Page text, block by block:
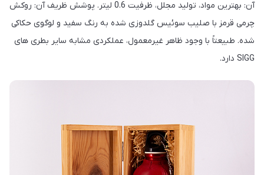
آن: بهترین مواد، تولید مجلل، ظرفیت 0.6 لیتر. پوشش ظریف آن: روکش
چرمی قرمز با صلیب سوئیس گلدوزی شده به رنگ سفید و لوگوی حکاکی
شده. طبیعتاً با وجود ظاهر غیرمعمول، عملکردی مشابه سایر بطری های
SIGG دارد.